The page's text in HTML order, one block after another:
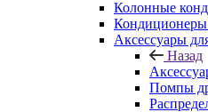
Колонные
Кондиционеры
Аксессуары
Назад
Помпы